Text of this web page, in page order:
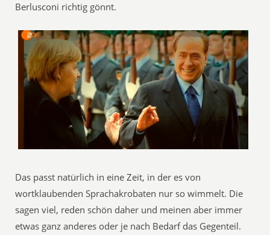
Berlusconi richtig gönnt.
Das passt natürlich in eine Zeit, in der es von
wortklaubenden Sprachakrobaten nur so wimmelt. Die
sagen viel, reden schön daher und meinen aber immer
etwas ganz anderes oder je nach Bedarf das Gegenteil.